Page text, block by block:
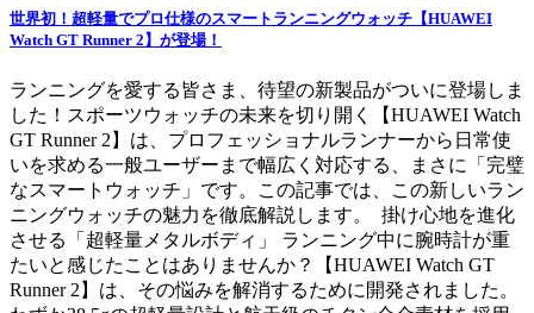
世界初！超軽量でプロ仕様のスマートランニングウォッチ【HUAWEI
Watch GT Runner 2】が登場！
ランニングを愛する皆さま、待望の新製品がついに登場しま
した！スポーツウォッチの未来を切り開く【HUAWEI Watch
GT Runner 2】は、プロフェッショナルランナーから日常使
いを求める一般ユーザーまで幅広く対応する、まさに「完璧
なスマートウォッチ」です。この記事では、この新しいラン
ニングウォッチの魅力を徹底解説します。 掛け心地を進化
させる「超軽量メタルボディ」 ランニング中に腕時計が重
たいと感じたことはありませんか？【HUAWEI Watch GT
Runner 2】は、その悩みを解消するために開発されました。